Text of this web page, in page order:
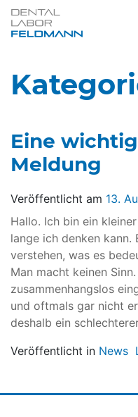
Eine
Meldung
Veröffentlicht am 13.
Hallo. Ich bin ein
lange ich denken
verstehen, was es
Man macht keinen
zusammenhangslos
und oftmals gar nicht
deshalb ein
Veröffentlicht in News